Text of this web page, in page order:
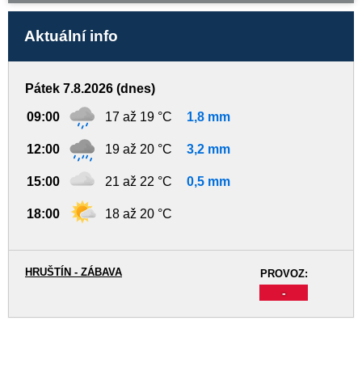
Aktuální info
Pátek 7.8.2026 (dnes)
09:00 17 až 19 °C 1,8 mm
12:00 19 až 20 °C 3,2 mm
15:00 21 až 22 °C 0,5 mm
18:00 18 až 20 °C
PROVOZ:
-
HRUŠTÍN - ZÁBAVA